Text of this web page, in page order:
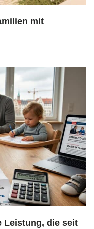
mit
Leistung, die seit